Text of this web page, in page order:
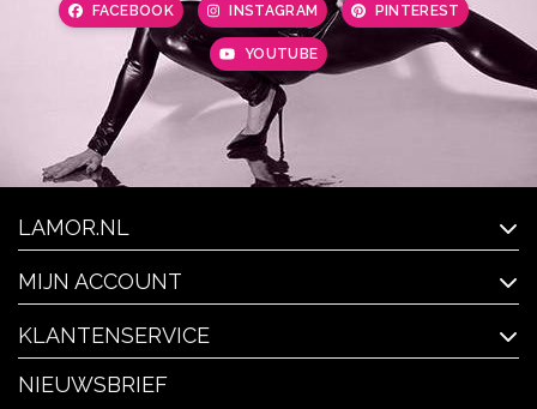
FACEBOOK INSTAGRAM PINTEREST
YOUTUBE
LAMOR.NL
MIJN ACCOUNT
KLANTENSERVICE
NIEUWSBRIEF